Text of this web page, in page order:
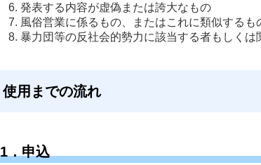
発表する内容が虚偽または誇大なもの
風俗営業に係るもの、またはこれに類似するも
暴力団等の反社会的勢力に該当する者もしく
使用までの流れ
1．申込